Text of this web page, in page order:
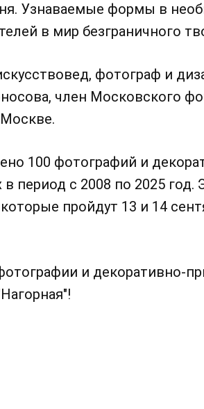
Узнаваемые формы в
в мир безграничного
фотограф и
член Московского
100 фотографий и
период с 2008 по 2025 год.
пройдут 13 и 14
и декоративно-